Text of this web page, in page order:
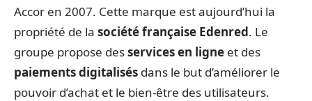
Accor en 2007. Cette marque est aujourd’hui la
propriété de la société française Edenred. Le
groupe propose desservices en ligne et des
paiements digitalisés dans le but d’améliorer le
pouvoir d’achat et le bien-être des utilisateurs.